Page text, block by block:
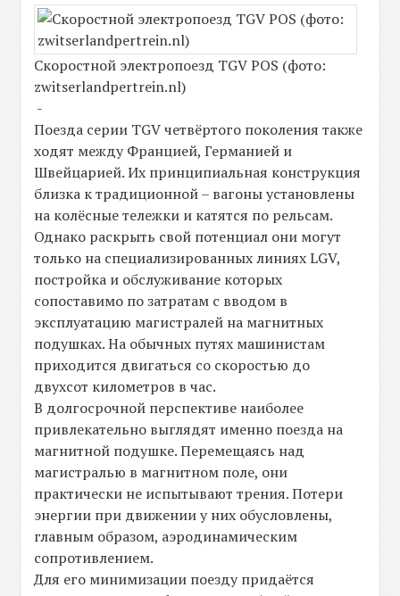
Скоростной электропоезд TGV POS (фото:
zwitserlandpertrein.nl)
-
Поезда серии TGV четвёртого поколения также
ходят между Францией, Германией и
Швейцарией. Их принципиальная конструкция
близка к традиционной – вагоны установлены
на колёсные тележки и катятся по рельсам.
Однако раскрыть свой потенциал они могут
только на специализированных линиях LGV,
постройка и обслуживание которых
сопоставимо по затратам с вводом в
эксплуатацию магистралей на магнитных
подушках. На обычных путях машинистам
приходится двигаться со скоростью до
двухсот километров в час.
В долгосрочной перспективе наиболее
привлекательно выглядят именно поезда на
магнитной подушке. Перемещаясь над
магистралью в магнитном поле, они
практически не испытывают трения. Потери
энергии при движении у них обусловлены,
главным образом, аэродинамическим
сопротивлением.
Для его минимизации поезду придаётся